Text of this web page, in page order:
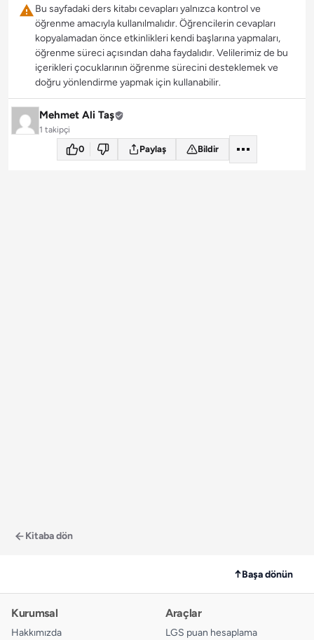
Bu sayfadaki ders kitabı cevapları yalnızca kontrol ve
öğrenme amacıyla kullanılmalıdır. Öğrencilerin cevapları
kopyalamadan önce etkinlikleri kendi başlarına yapmaları,
öğrenme süreci açısından daha faydalıdır. Velilerimiz de bu
içerikleri çocuklarının öğrenme sürecini desteklemek ve
doğru yönlendirme yapmak için kullanabilir.
Mehmet Ali Taş
1 takipçi
0 Paylaş Bildir
Kitaba dön
↑Başa dönün
Kurumsal
Hakkımızda
Araçlar
LGS puan hesaplama